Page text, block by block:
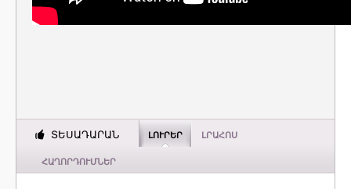
ՏԵՍԱԴԱՐԱՆ ԼՈՒՐԵՐ ԼՐԱՀՈՍ
ՀԱՂՈՐԴՈՒՄՆԵՐ